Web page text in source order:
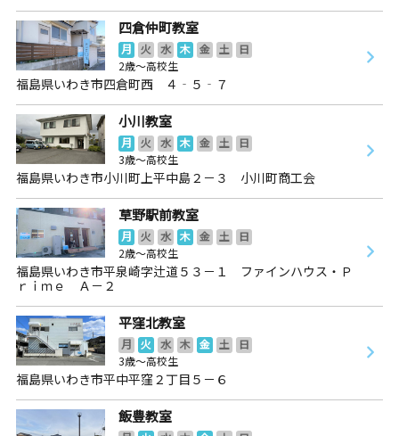
四倉仲町教室
月 火 水 木 金 土
日
2歳～高校生
福島県いわき市四倉町西 ４‐５‐７
小川教室
月 火 水 木 金 土
日
3歳～高校生
福島県いわき市小川町上平中島２－３ 小川町商工会
草野駅前教室
月 火 水 木 金 土
日
2歳～高校生
福島県いわき市平泉崎字辻道５３－１ ファインハウス・Ｐ
ｒｉｍｅ Ａ－２
平窪北教室
月 火 水 木 金 土
日
3歳～高校生
福島県いわき市平中平窪２丁目５－６
飯豊教室